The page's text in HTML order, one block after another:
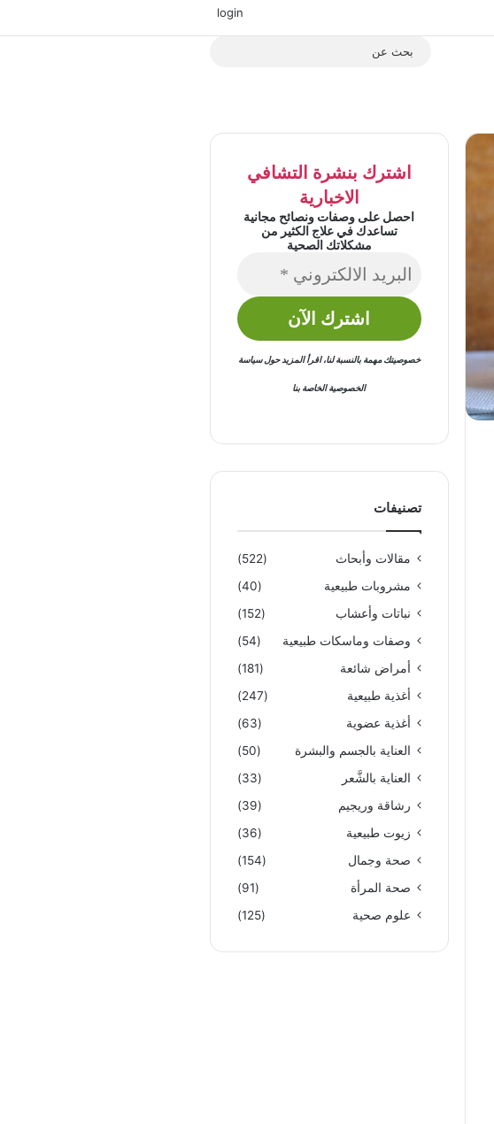
انستقرام
login
اشترك بنشرة التشافي
الاخبارية
احصل على وصفات ونصائح مجانية
تساعدك في علاج الكثير من
مشكلاتك الصحية
خصوصيتك مهمة بالنسبة لنا،اقرأ المزيد حولسياسة
الخصوصيةالخاصة بنا
تصنيفات
مقالات وأبحاث
(522)
مشروبات طبيعية
(40)
نباتات وأعشاب
(152)
وصفات وماسكات طبيعية
(54)
أمراض شائعة
(181)
أغذية طبيعية
(247)
أغذية عضوية
(63)
العناية بالجسم والبشرة
(50)
العناية بالشَّعر
(33)
رشاقة وريجيم
(39)
زيوت طبيعية
(36)
صحة وجمال
(154)
صحة المرأة
(91)
علوم صحية
(125)